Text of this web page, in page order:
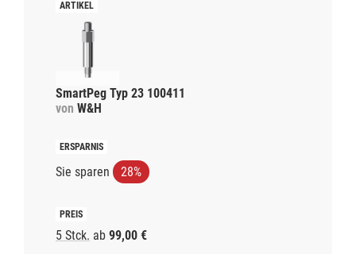
SmartPeg Typ 23 100411
von W&H
Sie sparen 28%
5 Stck. ab 99,00 €